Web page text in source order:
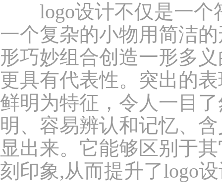
logo设计不仅是一个
一个复杂的小物用简洁
形巧妙组合创造一形多
更具有代表性。突出的
鲜明为特征，令人一目
明、容易辨认和记忆、
显出来。它能够区别于
刻印象,从而提升了logo